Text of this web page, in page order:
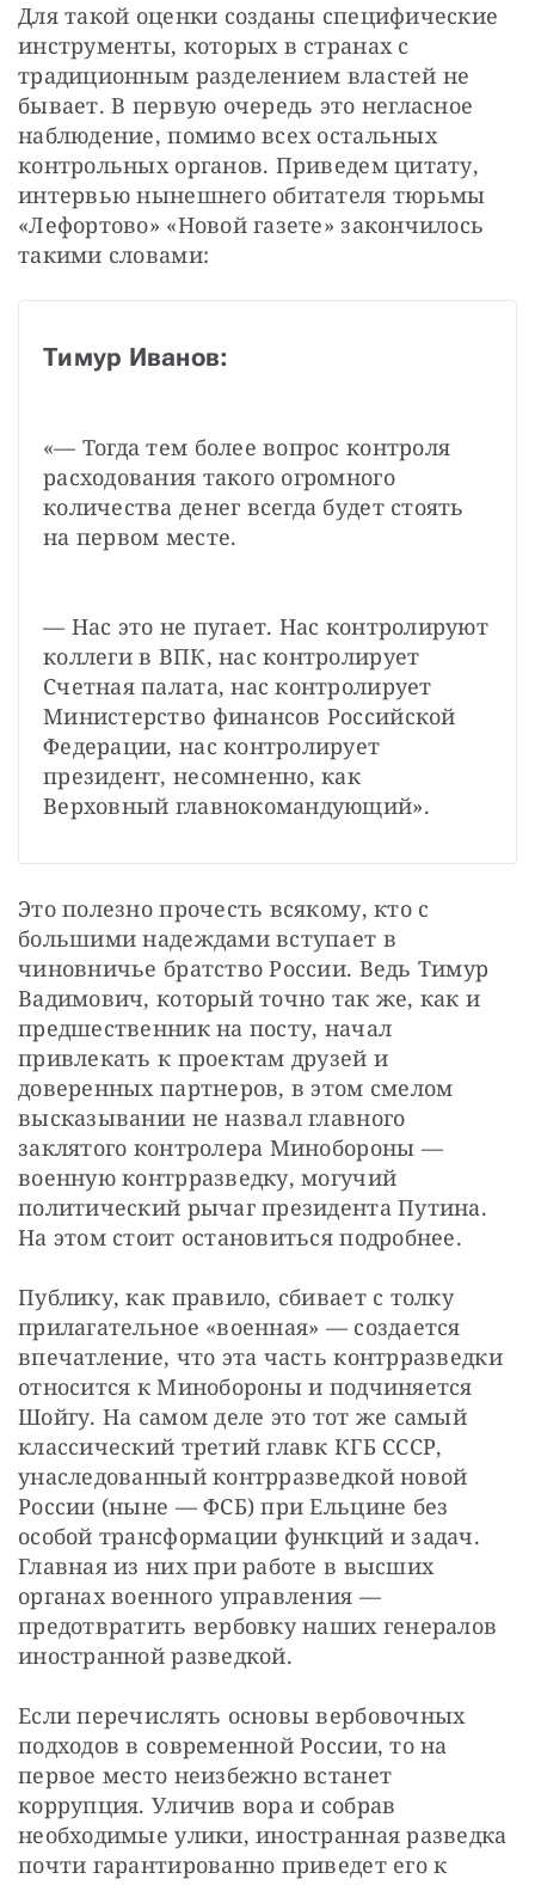
Для такой оценки созданы специфические
инструменты, которых в странах с
традиционным разделением властей не
бывает. В первую очередь это негласное
наблюдение, помимо всех остальных
контрольных органов. Приведем цитату,
интервью нынешнего обитателя тюрьмы
«Лефортово» «Новой газете» закончилось
такими словами:
Тимур Иванов:
«— Тогда тем более вопрос контроля
расходования такого огромного
количества денег всегда будет стоять
на первом месте.
— Нас это не пугает. Нас контролируют
коллеги в ВПК, нас контролирует
Счетная палата, нас контролирует
Министерство финансов Российской
Федерации, нас контролирует
президент, несомненно, как
Верховный главнокомандующий».
Это полезно прочесть всякому, кто с
большими надеждами вступает в
чиновничье братство России. Ведь Тимур
Вадимович, который точно так же, как и
предшественник на посту, начал
привлекать к проектам друзей и
доверенных партнеров, в этом смелом
высказывании не назвал главного
заклятого контролера Минобороны —
военную контрразведку, могучий
политический рычаг президента Путина.
На этом стоит остановиться подробнее.
Публику, как правило, сбивает с толку
прилагательное «военная» — создается
впечатление, что эта часть контрразведки
относится к Минобороны и подчиняется
Шойгу. На самом деле это тот же самый
классический третий главк КГБ СССР,
унаследованный контрразведкой новой
России (ныне — ФСБ) при Ельцине без
особой трансформации функций и задач.
Главная из них при работе в высших
органах военного управления —
предотвратить вербовку наших генералов
иностранной разведкой.
Если перечислять основы вербовочных
подходов в современной России, то на
первое место неизбежно встанет
коррупция. Уличив вора и собрав
необходимые улики, иностранная разведка
почти гарантированно приведет его к